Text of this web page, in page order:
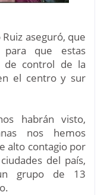
aseguró, que
que estas
de control de la
el centro y sur
habrán visto,
nos hemos
alto contagio por
del país,
grupo de 13